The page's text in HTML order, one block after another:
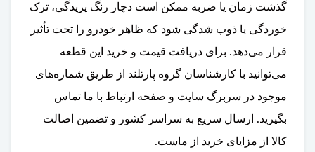
گذشت زمان یا ضربه ممکن است دچار رنگ پریدگی، ترک
خوردگی یا ذوب شدگی شود که ظاهر خودرو را تحت تأثیر
قرار می‌دهد. برای دریافت قیمت و خرید این قطعه
می‌توانید با کارشناسان گروه پارتلند از طریق شماره‌های
موجود در سربرگ سایت و صفحه ارتباط با ما تماس
بگیرید. ارسال سریع به سراسر کشور و تضمین اصالت
کالا از مزایای خرید از ماست.